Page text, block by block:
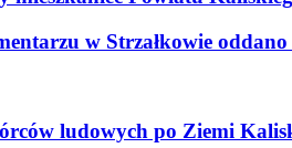
w Strzałkowie
ludowych po Ziemi